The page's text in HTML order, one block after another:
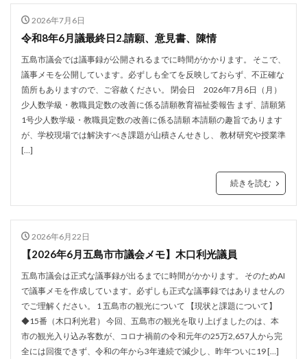
2026年7月6日
令和8年6月議最終日2.請願、意見書、陳情
五島市議会では議事録が公開されるまでに時間がかかります。 そこで、
議事メモを公開しています。必ずしも全てを反映しておらず、不正確な
箇所もありますので、ご容赦ください。 閉会日 2026年7月6日（月）
少人数学級・教職員定数の改善に係る請願教育福祉委報告 まず、請願第
1号少人数学級・教職員定数の改善に係る請願 本請願の趣旨であります
が、学校現場では解決すべき課題が山積さんせきし、 教材研究や授業準
[…]
続きを読む
2026年6月22日
【2026年6月五島市市議会メモ】木口利光議員
五島市議会は正式な議事録が出るまでに時間がかかります。 そのためAI
で議事メモを作成しています。必ずしも正式な議事録ではありませんの
でご理解ください。 1 五島市の観光について 【現状と課題について】
◆15番（木口利光君） 今回、五島市の観光を取り上げましたのは、本
市の観光入り込み客数が、コロナ禍前の令和元年の25万2,657人から完
全には回復できず、令和の年から3年連続で減少し、昨年ついに19 […]